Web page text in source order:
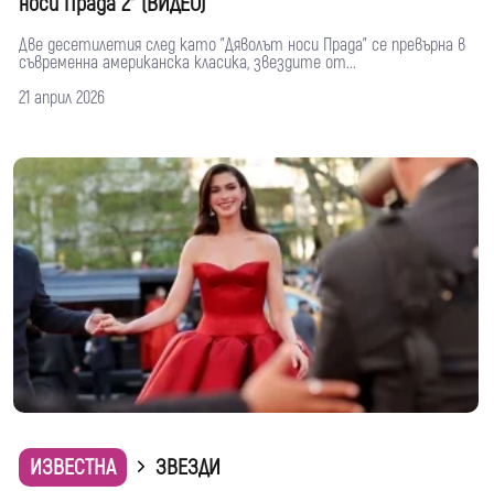
Две десетилетия след като "Дяволът носи Прада" се превърна в
съвременна американска класика, звездите от...
21 април 2026
ИЗВЕСТНА
ЗВЕЗДИ